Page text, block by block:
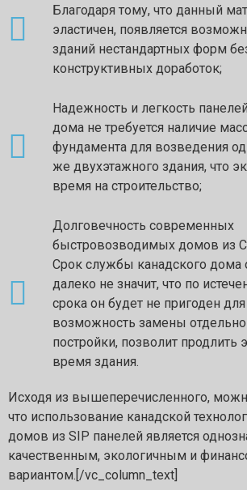
Благодаря тому, что данный
эластичен, появляется
зданий нестандартных форм
конструктивных доработок;
Надежность и легкость
дома не требуется наличие
фундамента для возведения
же двухэтажного здания, что
время на строительство;
Долговечность современных
быстровозводимых домов из
Срок службы канадского дома
далеко не значит, что по
срока он будет не пригоден
возможность замены
постройки, позволит продлить
время здания.
Исходя из вышеперечисленного,
что использование канадской
домов из SIP панелей является
качественным, экологичным и
вариантом.[/vc_column_text]